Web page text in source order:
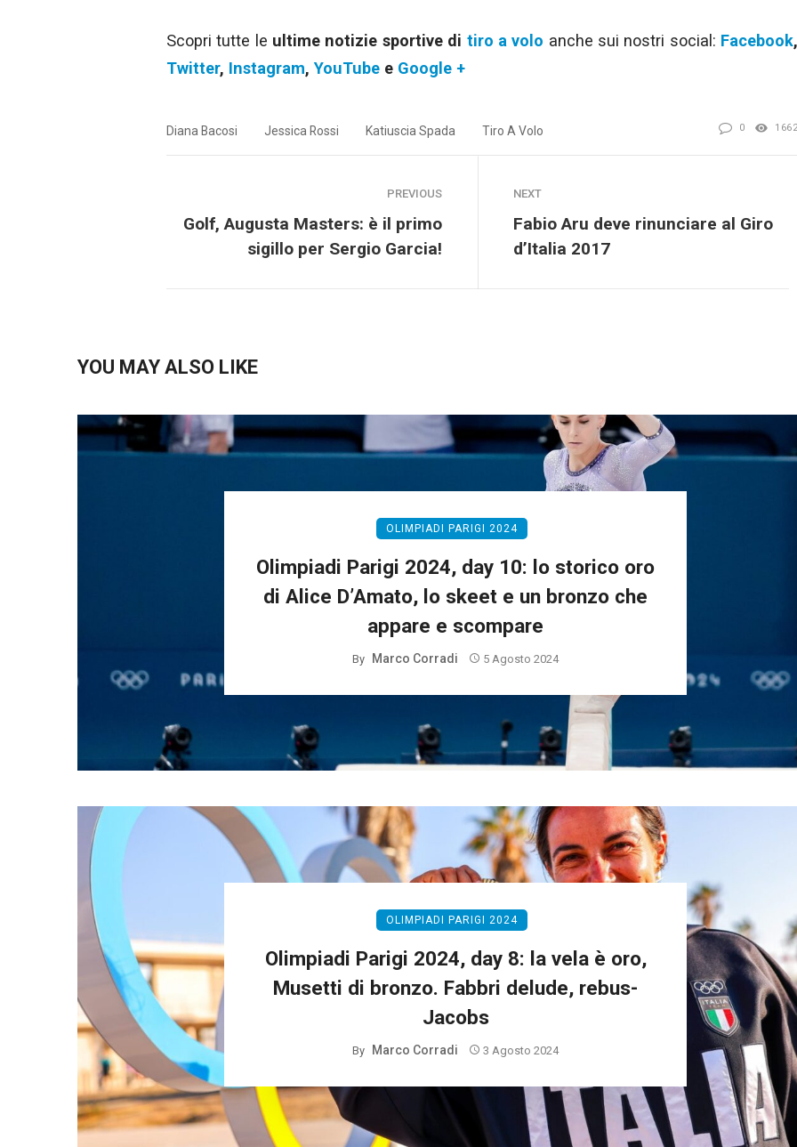
Scopri tutte le ultime notizie sportive di tiro a volo anche sui nostri social: Facebook,
Twitter, Instagram, YouTube e Google +
Diana Bacosi Jessica Rossi Katiuscia Spada Tiro A Volo 0 1662
PREVIOUS
Golf, Augusta Masters: è il primo
sigillo per Sergio Garcia!
NEXT
Fabio Aru deve rinunciare al Giro
d’Italia 2017
YOU MAY ALSO LIKE
OLIMPIADI PARIGI 2024
Olimpiadi Parigi 2024, day 10: lo storico oro
di Alice D’Amato, lo skeet e un bronzo che
appare e scompare
By Marco Corradi 5 Agosto 2024
OLIMPIADI PARIGI 2024
Olimpiadi Parigi 2024, day 8: la vela è oro,
Musetti di bronzo. Fabbri delude, rebus-
Jacobs
By Marco Corradi 3 Agosto 2024